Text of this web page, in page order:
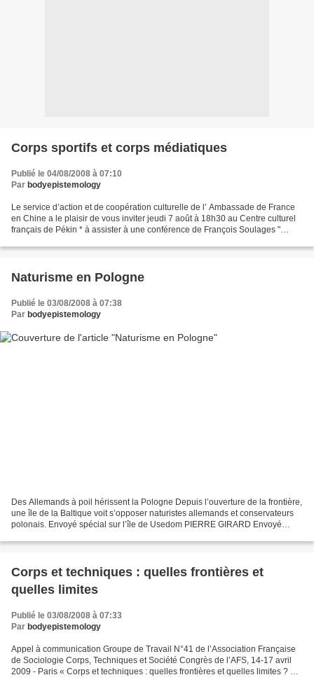
Corps sportifs et corps médiatiques
Publié le 04/08/2008 à 07:10
Par bodyepistemology
Le service d’action et de coopération culturelle de l’ Ambassade de France
en Chine a le plaisir de vous inviter jeudi 7 août à 18h30 au Centre culturel
français de Pékin * à assister à une conférence de François Soulages "
Naturisme en Pologne
Publié le 03/08/2008 à 07:38
Par bodyepistemology
Des Allemands à poil hérissent la Pologne Depuis l’ouverture de la frontière,
une île de la Baltique voit s’opposer naturistes allemands et conservateurs
polonais. Envoyé spécial sur l’île de Usedom PIERRE GIRARD Envoyé
Corps et techniques : quelles frontières et
quelles limites
Publié le 03/08/2008 à 07:33
Par bodyepistemology
Appel à communication Groupe de Travail N°41 de l’Association Française
de Sociologie Corps, Techniques et Société Congrès de l’AFS, 14-17 avril
2009 - Paris « Corps et techniques : quelles frontières et quelles limites ? »